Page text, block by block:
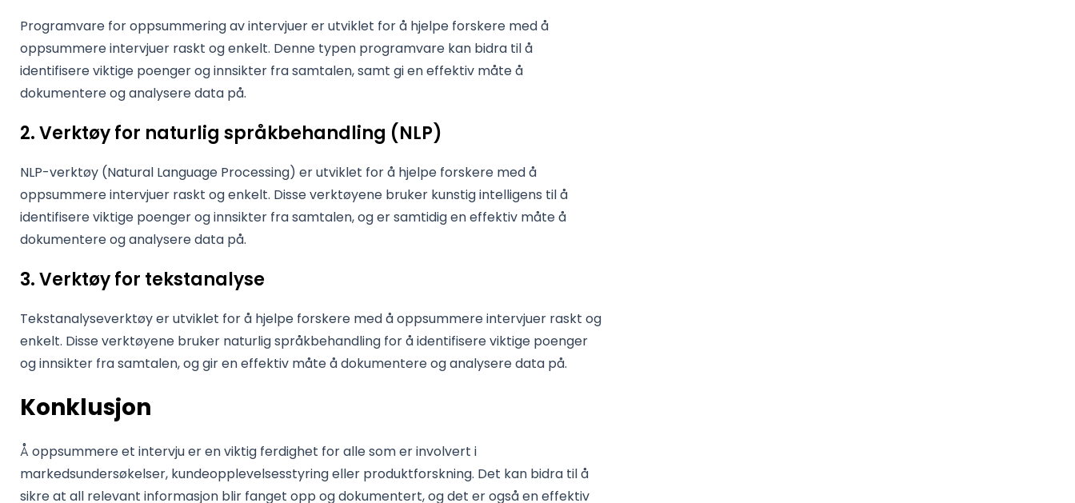
Programvare for oppsummering av intervjuer er utviklet for å hjelpe forskere med å
oppsummere intervjuer raskt og enkelt. Denne typen programvare kan bidra til å
identifisere viktige poenger og innsikter fra samtalen, samt gi en effektiv måte å
dokumentere og analysere data på.
2. Verktøy for naturlig språkbehandling (NLP)
NLP-verktøy (Natural Language Processing) er utviklet for å hjelpe forskere med å
oppsummere intervjuer raskt og enkelt. Disse verktøyene bruker kunstig intelligens til å
identifisere viktige poenger og innsikter fra samtalen, og er samtidig en effektiv måte å
dokumentere og analysere data på.
3. Verktøy for tekstanalyse
Tekstanalyseverktøy er utviklet for å hjelpe forskere med å oppsummere intervjuer raskt og
enkelt. Disse verktøyene bruker naturlig språkbehandling for å identifisere viktige poenger
og innsikter fra samtalen, og gir en effektiv måte å dokumentere og analysere data på.
Konklusjon
Å oppsummere et intervju er en viktig ferdighet for alle som er involvert i
markedsundersøkelser, kundeopplevelsesstyring eller produktforskning. Det kan bidra til å
sikre at all relevant informasjon blir fanget opp og dokumentert, og det er også en effektiv